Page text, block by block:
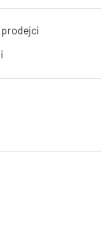
prodejci